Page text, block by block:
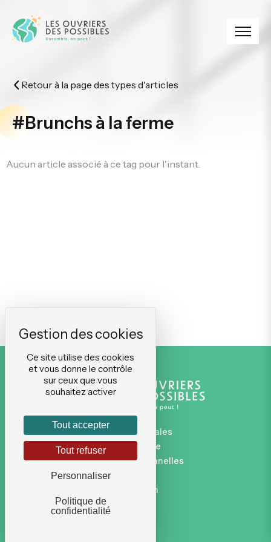
Retour à la page des types d'articles
#Brunchs à la ferme
Aucun article associé à ce tag pour l'instant.
Mentions légales
Plan du site
Données personnelles
Connexion
Ce site utilise des cookies
et vous donne le contrôle
sur ceux que vous
souhaitez activer
Tout accepter
Tout refuser
Personnaliser
Politique de
confidentialité